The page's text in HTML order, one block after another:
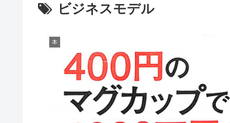
ビジネスモデル
本